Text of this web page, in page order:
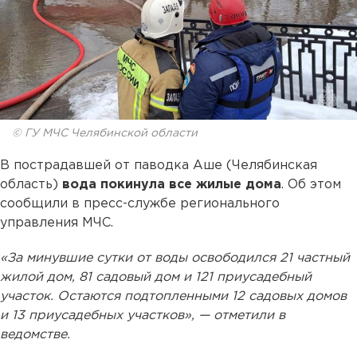
© ГУ МЧС Челябинской области
В пострадавшей от паводка Аше (Челябинская
область) вода покинула все жилые дома. Об этом
сообщили в пресс-службе регионального
управления МЧС.
«За минувшие сутки от воды освободился 21 частный
жилой дом, 81 садовый дом и 121 приусадебный
участок. Остаются подтопленными 12 садовых домов
и 13 приусадебных участков», — отметили в
ведомстве.